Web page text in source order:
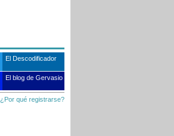
El Descodificador
El blog de Gervasio
¿Por qué registrarse?